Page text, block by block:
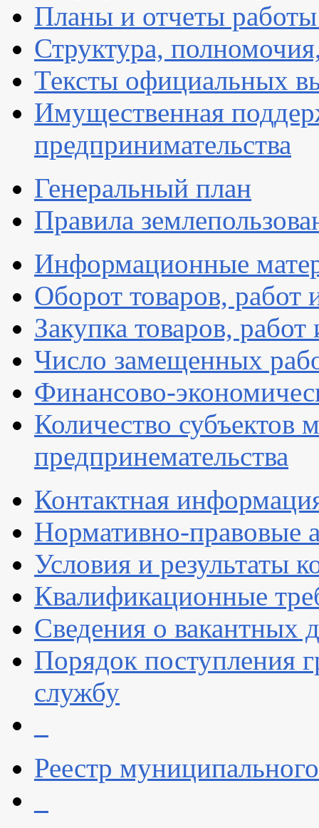
Планы и отчеты
Структура,
Тексты официальных
Имущественная
предпринимательства
Генеральный план
Правила
Информационные
Оборот товаров, работ
Закупка товаров, работ
Число замещенных
Финансово-
Количество субъектов
предпринемательства
Контактная
Нормативно-правовые
Условия и результаты
Квалификационные
Сведения о вакантных
Порядок поступления
службу
Реестр